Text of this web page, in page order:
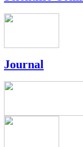
Journal